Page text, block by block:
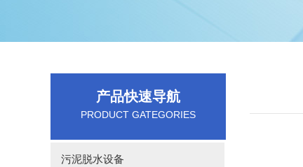
产品快速导航
PRODUCT GATEGORIES
污泥脱水设备